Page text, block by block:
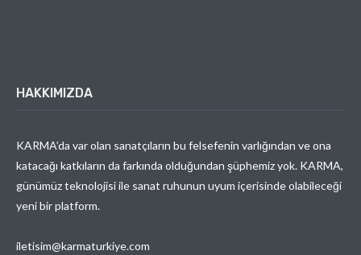
HAKKIMIZDA
KARMA’da var olan sanatçıların bu felsefenin varlığından ve ona
katacağı katkıların da farkında olduğundan şüphemiz yok. KARMA,
günümüz teknolojisi ile sanat ruhunun uyum içerisinde olabileceği
yeni bir platform.
iletisim@karmaturkiye.com